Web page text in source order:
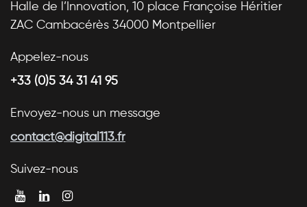
Halle de l’Innovation, 10 place Françoise Héritier
ZAC Cambacérès 34000 Montpellier
Appelez-nous
+33 (0)5 34 31 41 95
Envoyez-nous un message
contact@digital113.fr
Suivez-nous